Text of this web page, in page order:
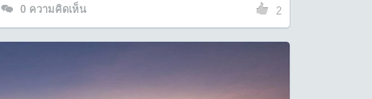
0 ความคิดเห็น 2